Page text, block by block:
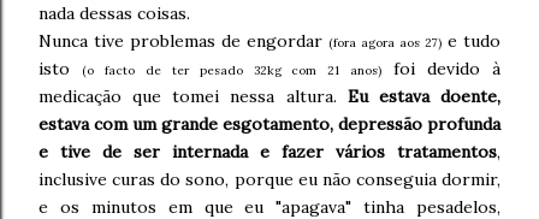
nada dessas coisas.
Nunca tive problemas de engordar (fora agora aos 27) e tudo
isto
(o facto de ter pesado 32kg com 21 anos)
foi devido à
medicação que tomei nessa altura. Eu estava doente,
estava com um grande esgotamento, depressão profunda
e tive de ser internada e fazer vários tratamentos,
inclusive curas do sono, porque eu não conseguia dormir,
e os minutos em que eu "apagava" tinha pesadelos,